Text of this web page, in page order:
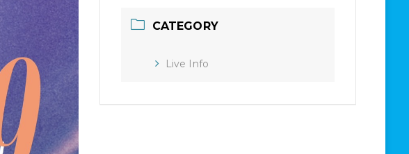
CATEGORY
Live Info